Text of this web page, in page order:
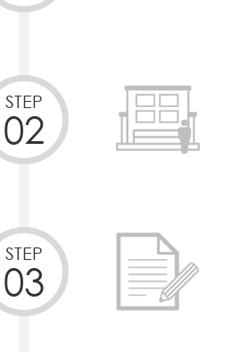
STEP
02
STEP
03